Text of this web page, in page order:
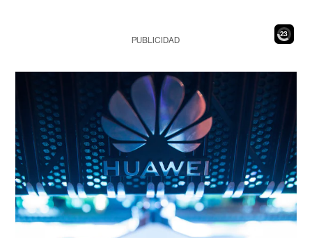
21
PUBLICIDAD